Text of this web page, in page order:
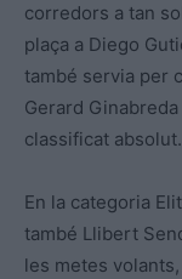
corredors a tan
plaça a Diego
també servia per
Gerard
classificat absolut.
En la categoria
també Llibert
les metes